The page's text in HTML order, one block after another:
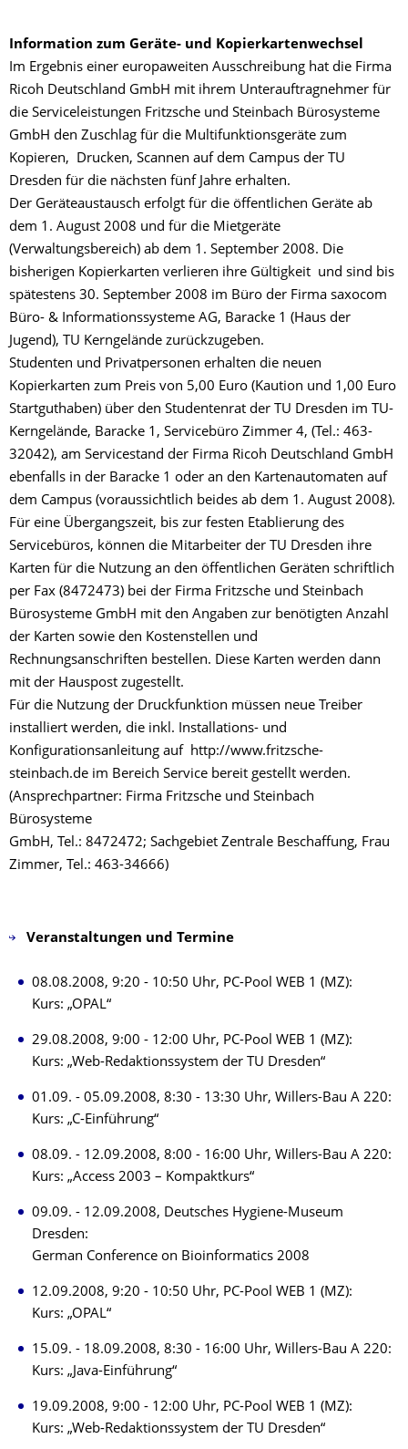
Information zum Geräte- und Kopierkartenwechsel
Im Ergebnis einer europaweiten Ausschreibung hat die Firma
Ricoh Deutschland GmbH mit ihrem Unterauftragnehmer für
die Serviceleistungen Fritzsche und Steinbach Bürosysteme
GmbH den Zuschlag für die Multifunktionsgeräte zum
Kopieren, Drucken, Scannen auf dem Campus der TU
Dresden für die nächsten fünf Jahre erhalten.
Der Geräteaustausch erfolgt für die öffentlichen Geräte ab
dem 1. August 2008 und für die Mietgeräte
(Verwaltungsbereich) ab dem 1. September 2008. Die
bisherigen Kopierkarten verlieren ihre Gültigkeit und sind bis
spätestens 30. September 2008 im Büro der Firma saxocom
Büro- & Informationssysteme AG, Baracke 1 (Haus der
Jugend), TU Kerngelände zurückzugeben.
Studenten und Privatpersonen erhalten die neuen
Kopierkarten zum Preis von 5,00 Euro (Kaution und 1,00 Euro
Startguthaben) über den Studentenrat der TU Dresden im TU-
Kerngelände, Baracke 1, Servicebüro Zimmer 4, (Tel.: 463-
32042), am Servicestand der Firma Ricoh Deutschland GmbH
ebenfalls in der Baracke 1 oder an den Kartenautomaten auf
dem Campus (voraussichtlich beides ab dem 1. August 2008).
Für eine Übergangszeit, bis zur festen Etablierung des
Servicebüros, können die Mitarbeiter der TU Dresden ihre
Karten für die Nutzung an den öffentlichen Geräten schriftlich
per Fax (8472473) bei der Firma Fritzsche und Steinbach
Bürosysteme GmbH mit den Angaben zur benötigten Anzahl
der Karten sowie den Kostenstellen und
Rechnungsanschriften bestellen. Diese Karten werden dann
mit der Hauspost zugestellt.
Für die Nutzung der Druckfunktion müssen neue Treiber
installiert werden, die inkl. Installations- und
Konfigurationsanleitung auf http://www.fritzsche-
steinbach.de im Bereich Service bereit gestellt werden.
(Ansprechpartner: Firma Fritzsche und Steinbach
Bürosysteme
GmbH, Tel.: 8472472; Sachgebiet Zentrale Beschaffung, Frau
Zimmer, Tel.: 463-34666)
Veranstaltungen und Termine
08.08.2008, 9:20 - 10:50 Uhr, PC-Pool WEB 1 (MZ):
Kurs: „OPAL“
29.08.2008, 9:00 - 12:00 Uhr, PC-Pool WEB 1 (MZ):
Kurs: „Web-Redaktionssystem der TU Dresden“
01.09. - 05.09.2008, 8:30 - 13:30 Uhr, Willers-Bau A 220:
Kurs: „C-Einführung“
08.09. - 12.09.2008, 8:00 - 16:00 Uhr, Willers-Bau A 220:
Kurs: „Access 2003 – Kompaktkurs“
09.09. - 12.09.2008, Deutsches Hygiene-Museum
Dresden:
German Conference on Bioinformatics 2008
12.09.2008, 9:20 - 10:50 Uhr, PC-Pool WEB 1 (MZ):
Kurs: „OPAL“
15.09. - 18.09.2008, 8:30 - 16:00 Uhr, Willers-Bau A 220:
Kurs: „Java-Einführung“
19.09.2008, 9:00 - 12:00 Uhr, PC-Pool WEB 1 (MZ):
Kurs: „Web-Redaktionssystem der TU Dresden“